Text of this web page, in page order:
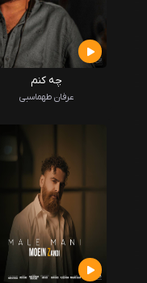
چه کنم
عرفان طهماسبی